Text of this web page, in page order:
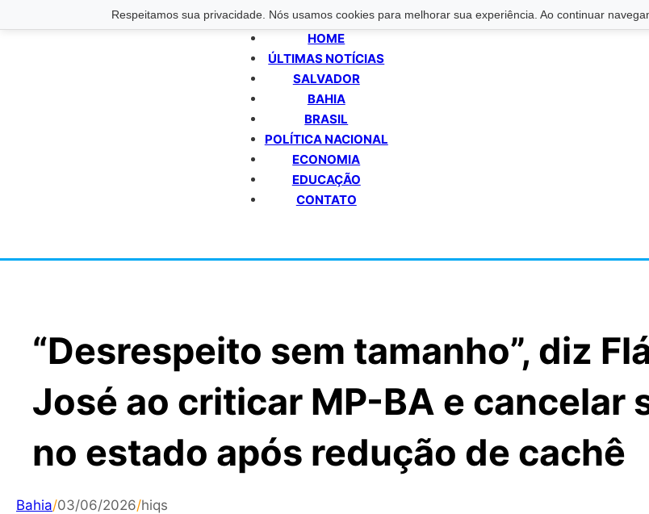
Respeitamos sua privacidade. Nós usamos cookies para melhorar sua experiência. Ao continuar
HOME
ÚLTIMAS NOTÍCIAS
SALVADOR
BAHIA
BRASIL
POLÍTICA NACIONAL
ECONOMIA
EDUCAÇÃO
CONTATO
“Desrespeito sem tamanho”, diz
José ao criticar MP-BA e cancelar
no estado após redução de cachê
Bahia/03/06/2026/hiqs